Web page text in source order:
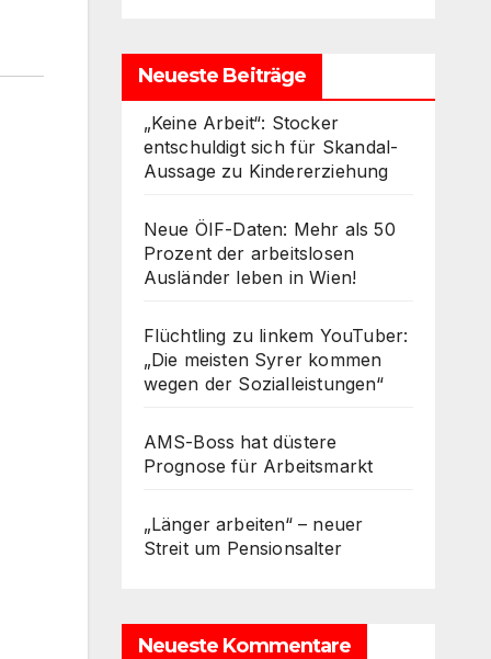
Neueste Beiträge
„Keine Arbeit“: Stocker
entschuldigt sich für Skandal-
Aussage zu Kindererziehung
Neue ÖIF-Daten: Mehr als 50
Prozent der arbeitslosen
Ausländer leben in Wien!
Flüchtling zu linkem YouTuber:
„Die meisten Syrer kommen
wegen der Sozialleistungen“
AMS-Boss hat düstere
Prognose für Arbeitsmarkt
„Länger arbeiten“ – neuer
Streit um Pensionsalter
Neueste Kommentare